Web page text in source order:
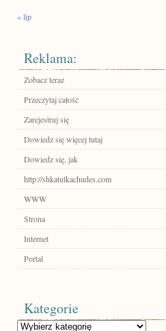
« lip
Reklama:
Zobacz teraz
Przeczytaj całość
Zarejestruj się
Dowiedz się więcej tutaj
Dowiedz się, jak
http://shkatulkachudes.com
WWW
Strona
Internet
Portal
Kategorie
Kategorie